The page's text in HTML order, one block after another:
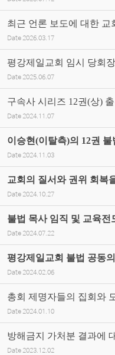
최근 언론 보도에 대한 교
Date 2026.03.17
평강제일교회 임시 당회
Date 2025.06.07
구속사 시리즈 12권(상)
Date 2024.11.07
이승현(이탈측)의 12권
Date 2024.11.03
교회의 질서와 권위 회복
Date 2024.10.27
불법 목사 임직 및 교육
Date 2024.07.22
평강제일교회 불법 공동
Date 2024.02.06
총회 제명자들의 집회와
Date 2024.01.10
방해금지 가처분 결과에
Date 2023.12.02